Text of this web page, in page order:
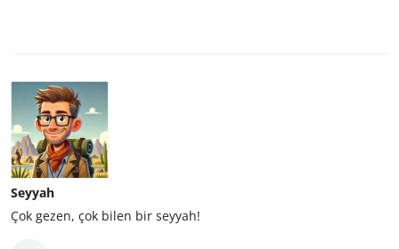
Seyyah
Çok gezen, çok bilen bir seyyah!